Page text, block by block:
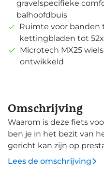
gravelspecifieke
balhoofdbuis
Ruimte voor banden
kettingbladen tot
Microtech MX25
ontwikkeld
Omschrijving
Waarom is deze fiets voor jou? Met deze
ben je in het bezit van
gericht kan zijn op
competitief kan zijn! Ga
Lees de omschrijving